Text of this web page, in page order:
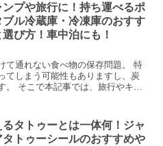
ンプや旅行に！持ち運べるポ
ブル冷蔵庫・冷凍庫のおすす
選び方！車中泊にも！
て通れない食べ物の保存問題。 特
てしまう可能性もありますし、炭
そこで本記事では、旅行やキャ
るタトゥーとは一体何！ジャ
タトゥーシールのおすすめや